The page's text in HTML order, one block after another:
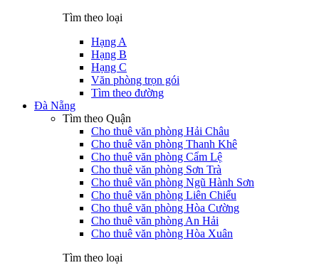
Tìm theo loại
Hạng A
Hạng B
Hạng C
Văn phòng trọn gói
Tìm theo đường
Đà Nẵng
Tìm theo Quận
Cho thuê văn phòng Hải Châu
Cho thuê văn phòng Thanh Khê
Cho thuê văn phòng Cẩm Lệ
Cho thuê văn phòng Sơn Trà
Cho thuê văn phòng Ngũ Hành Sơn
Cho thuê văn phòng Liên Chiểu
Cho thuê văn phòng Hòa Cường
Cho thuê văn phòng An Hải
Cho thuê văn phòng Hòa Xuân
Tìm theo loại